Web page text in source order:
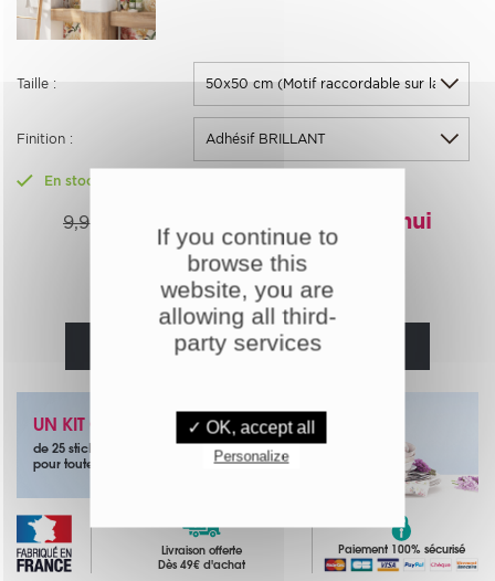
Taille :
Finition :
En stock
9,90€ 8,91€ -10% Aujourd'hui
Quantité :
AJOUTER AU PANIER
UN KIT OFFERT
de 25 stickers papillons noirs
pour toute commande
Livraison offerte
Dès 49€ d'achat
Paiement 100% sécurisé
If you continue to
browse this
website, you are
allowing all third-
party services
✓ OK, accept all
Personalize